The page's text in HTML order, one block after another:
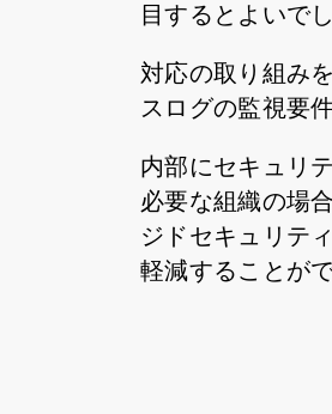
目するとよいで
対応の取り組み
スログの監視要
内部にセキュリ
必要な組織の場
ジドセキュリテ
軽減することが